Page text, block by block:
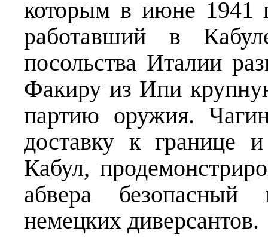
которым в июне 1941
работавший в
посольства Италии
Факиру из Ипи
партию оружия.
доставку к границе
Кабул,
абвера
немецких диверсантов.